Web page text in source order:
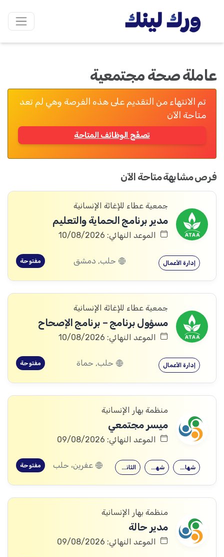
عاملة صحة مجتمعية
تم الانتهاء من التقديم على هذه الفرصة وهي لم تعد
متاحة الآن
تصفّح الوظائف المتاحة
فرص مشابهة متاحة الآن
جمعية عطاء للإغاثة الإنسانية
مدير برنامج الحماية والتعليم
الموعد النهائي: 10/08/2026
إدارة الأعمال حلب, دمشق مفتوحة
جمعية عطاء للإغاثة الإنسانية
مسؤول برنامج – برنامج الإصحاح
الموعد النهائي: 10/08/2026
إدارة الأعمال حلب, حماة مفتوحة
منظمة بهار الإنسانية
ميسر مجتمعي
الموعد النهائي: 09/08/2026
الثانوية العامة شهادة معهد شهادة جامعية عفرين، حلب مفتوحة
منظمة بهار الإنسانية
مدير حالة
الموعد النهائي: 09/08/2026